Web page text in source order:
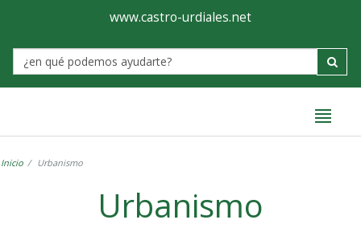
Ayuntamiento
de
Castro-
www.castro-urdiales.net
Label
Inicio Urbanismo
Urbanismo